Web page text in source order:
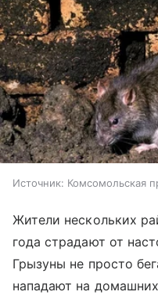
Источник: Комсомольская
Жители нескольких
года страдают от
Грызуны не просто
нападают на